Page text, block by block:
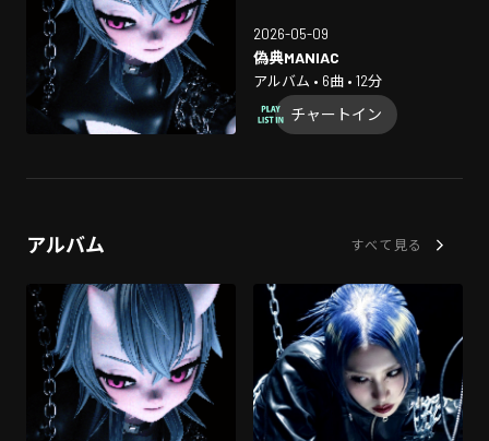
2026-05-09
偽典MANIAC
アルバム • 6曲 • 12分
チャートイン
アルバム すべて見る